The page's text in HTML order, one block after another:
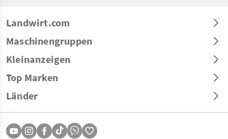
Landwirt.com
Maschinengruppen
Kleinanzeigen
Top Marken
Länder